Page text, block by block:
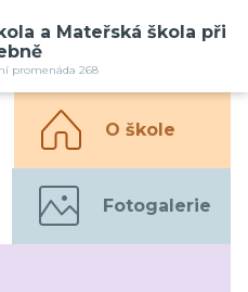
a Mateřská škola při
promenáda 268
O škole
Fotogalerie